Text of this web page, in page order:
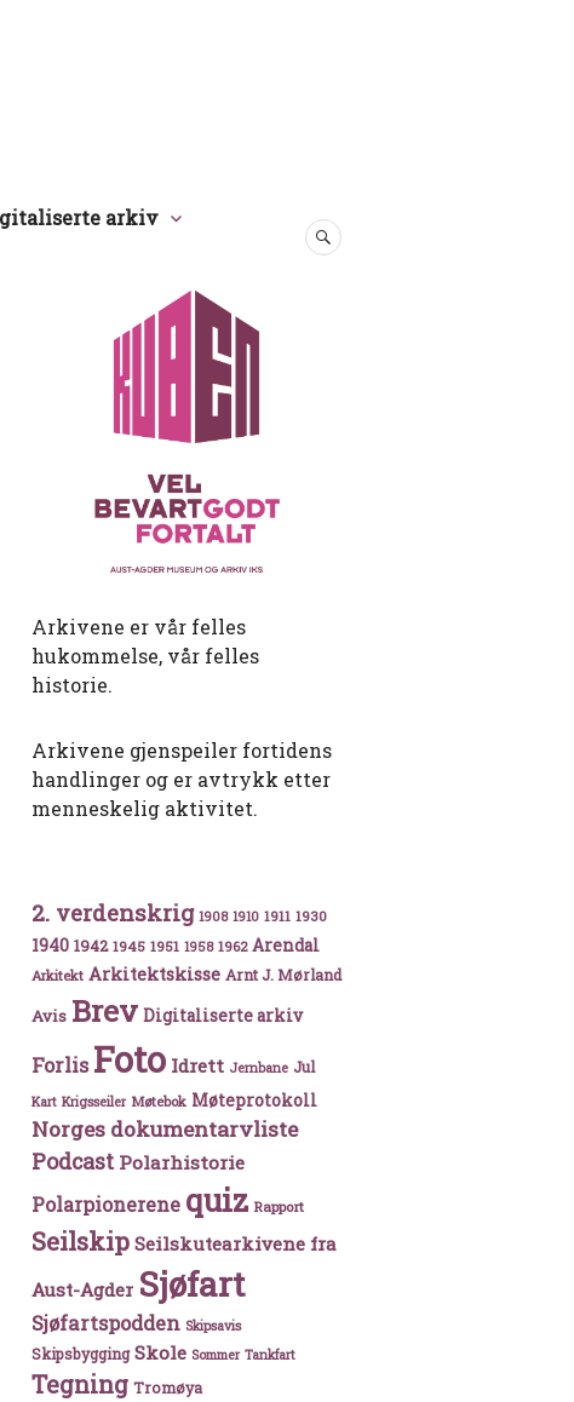
arkiv
SØK
i Oksefjorden
Arkivene er vår felles
hukommelse, vår felles
historie.
Arkivene gjenspeiler fortidens
handlinger og er avtrykk etter
menneskelig aktivitet.
2. verdenskrig 1908 1910 1911 1930
1940 1942 1945 1951 1958 1962 Arendal
Arkitekt Arkitektskisse Arnt J. Mørland
Avis Brev Digitaliserte arkiv
Forlis Foto Idrett Jernbane Jul
Kart Krigsseiler Møtebok Møteprotokoll
Norges dokumentarvliste
Podcast Polarhistorie
Polarpionerene quiz Rapport
Seilskip Seilskutearkivene fra
Aust-Agder Sjøfart
Sjøfartspodden Skipsavis
Skipsbygging Skole Sommer Tankfart
Tegning Tromøya